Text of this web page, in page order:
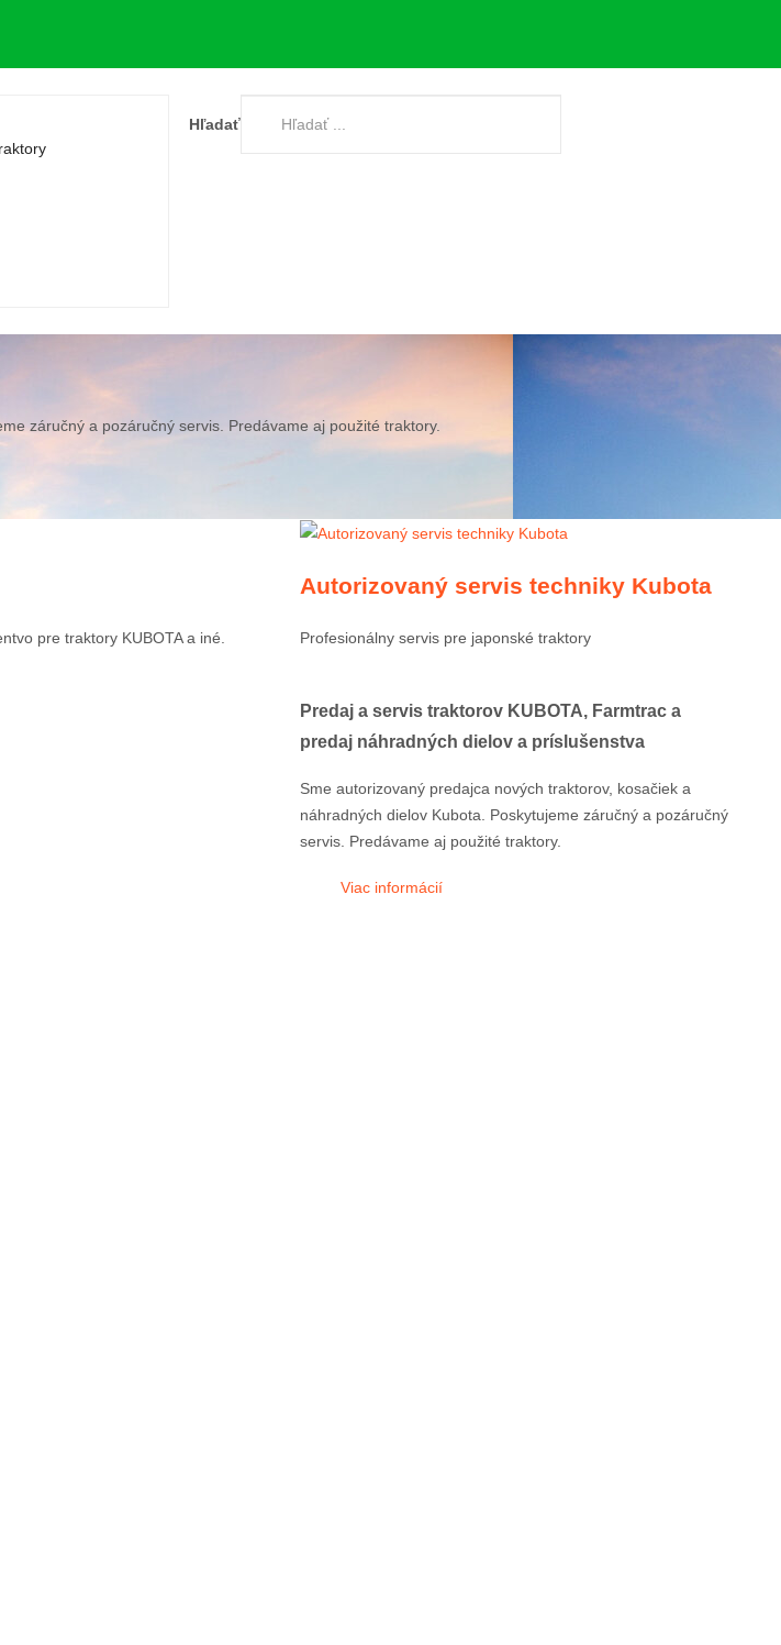
Hľadať
záručný a pozáručný servis. Predávame aj použité traktory.
pre traktory KUBOTA a iné.
Autorizovaný servis techniky Kubota
Profesionálny servis pre japonské traktory
Predaj a servis traktorov KUBOTA, Farmtrac a
predaj náhradných dielov a príslušenstva
Sme autorizovaný predajca nových traktorov, kosačiek a
náhradných dielov Kubota. Poskytujeme záručný a pozáručný
servis. Predávame aj použité traktory.
Viac informácií